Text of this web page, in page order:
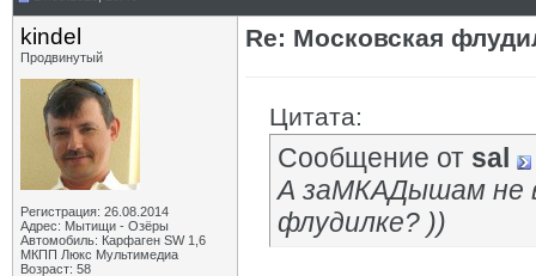
kindel
Продвинутый
Регистрация: 26.08.2014
Адрес: Мытищи - Озёры
Автомобиль: Карфаген SW 1,6
МКПП Люкс Мультимедиа
Возраст: 58
Re: Московская
Цитата:
Сообщение от sal
А заМКАДышам не
флудилке? ))